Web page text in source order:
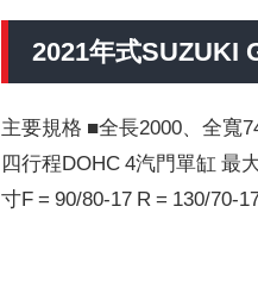
2021年式SUZUKI
主要規格 ■全長2000、全寬
四行程DOHC 4汽門單缸 最
寸F = 90/80-17 R = 130/70-